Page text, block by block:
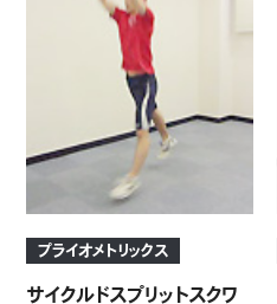
プライオメトリックス
サイクルドスプリットスクワ